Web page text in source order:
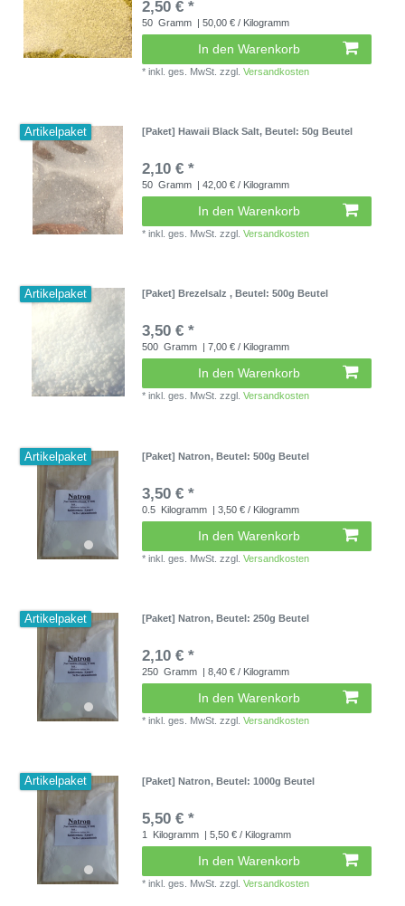
2,50 € *
50 Gramm | 50,00 € / Kilogramm
In den Warenkorb
*inkl. ges. MwSt. zzgl.Versandkosten
Artikelpaket [Paket] Hawaii Black Salt, Beutel: 50g Beutel
2,10 € *
50 Gramm | 42,00 € / Kilogramm
In den Warenkorb
*inkl. ges. MwSt. zzgl.Versandkosten
Artikelpaket [Paket] Brezelsalz, Beutel: 500g Beutel
3,50 € *
500 Gramm | 7,00 € / Kilogramm
In den Warenkorb
*inkl. ges. MwSt. zzgl.Versandkosten
Artikelpaket [Paket] Natron, Beutel: 500g Beutel
3,50 € *
0.5 Kilogramm | 3,50 € / Kilogramm
In den Warenkorb
*inkl. ges. MwSt. zzgl.Versandkosten
Artikelpaket [Paket] Natron, Beutel: 250g Beutel
2,10 € *
250 Gramm | 8,40 € / Kilogramm
In den Warenkorb
*inkl. ges. MwSt. zzgl.Versandkosten
Artikelpaket [Paket] Natron, Beutel: 1000g Beutel
5,50 € *
1 Kilogramm | 5,50 € / Kilogramm
In den Warenkorb
*inkl. ges. MwSt. zzgl.Versandkosten